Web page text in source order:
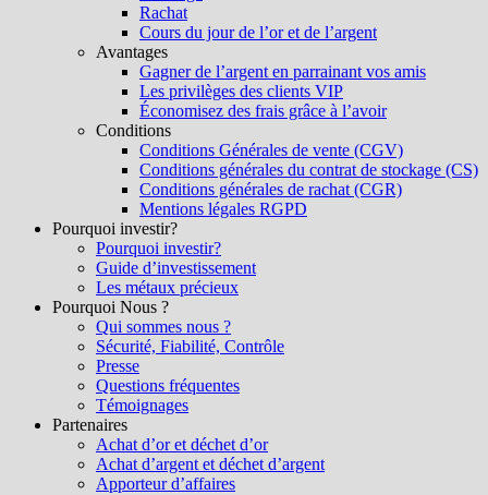
Rachat
Cours du jour de l’or et de l’argent
Avantages
Gagner de l’argent en parrainant vos amis
Les privilèges des clients VIP
Économisez des frais grâce à l’avoir
Conditions
Conditions Générales de vente (CGV)
Conditions générales du contrat de stockage (CS)
Conditions générales de rachat (CGR)
Mentions légales RGPD
Pourquoi investir?
Pourquoi investir?
Guide d’investissement
Les métaux précieux
Pourquoi Nous ?
Qui sommes nous ?
Sécurité, Fiabilité, Contrôle
Presse
Questions fréquentes
Témoignages
Partenaires
Achat d’or et déchet d’or
Achat d’argent et déchet d’argent
Apporteur d’affaires